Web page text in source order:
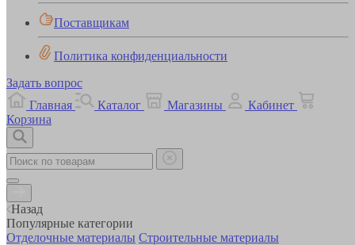
Поставщикам
Политика конфиденциальности
Задать вопрос
Главная
Каталог Магазины
Кабинет
Корзина
Назад
Популярные категории
Отделочные материалы Строительные материалы